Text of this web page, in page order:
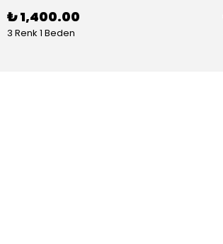
₺ 1,400.00
3 Renk 1 Beden